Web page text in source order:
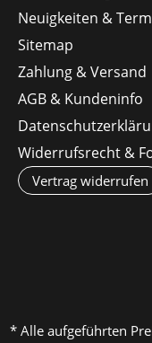
Neuigkeiten &
Sitemap
Zahlung & Versand
AGB & Kundeninfo
Widerrufsrecht &
Vertrag widerrufen
* Alle aufgeführten